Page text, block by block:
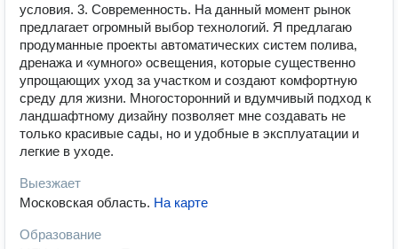
условия. 3. Современность. На данный момент рынок
предлагает огромный выбор технологий. Я предлагаю
продуманные проекты автоматических систем полива,
дренажа и «умного» освещения, которые существенно
упрощающих уход за участком и создают комфортную
среду для жизни. Многосторонний и вдумчивый подход к
ландшафтному дизайну позволяет мне создавать не
только красивые сады, но и удобные в эксплуатации и
легкие в уходе.
Выезжает
Московская область. На карте
Образование